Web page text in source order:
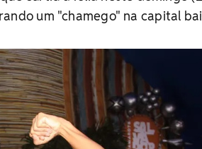
um "chamego" na capital